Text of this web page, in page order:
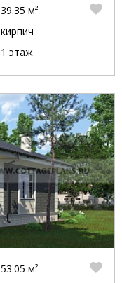
39.35 м²
кирпич
1 этаж
53.05 м²